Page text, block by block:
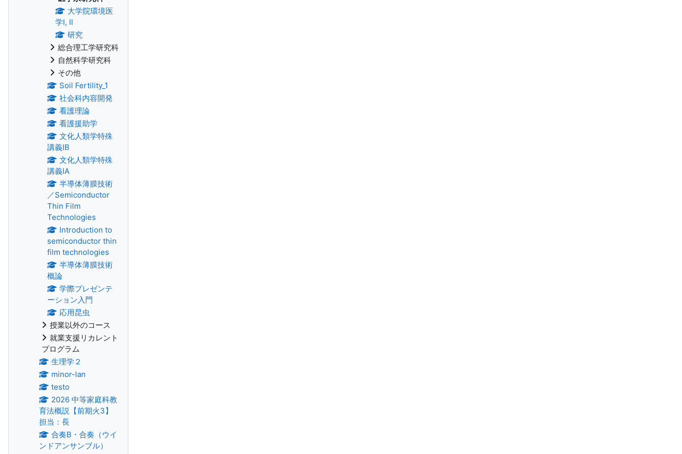
大学院環境医
学I, II
研究
総合理工学研究科
自然科学研究科
その他
Soil Fertility_1
社会科内容開発
看護理論
看護援助学
文化人類学特殊
講義IB
文化人類学特殊
講義IA
半導体薄膜技術
／Semiconductor
Thin Film
Technologies
Introduction to
semiconductor thin
film technologies
半導体薄膜技術
概論
学際プレゼンテ
ーション入門
応用昆虫
授業以外のコース
就業支援リカレント
プログラム
生理学２
minor-lan
testo
2026 中等家庭科教
育法概説【前期火3】
担当：長
合奏B・合奏（ウイ
ンドアンサンブル）